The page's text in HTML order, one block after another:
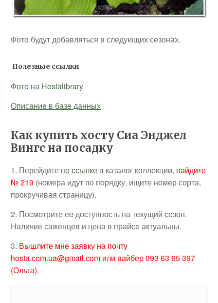
Фото будут добавляться в следующих сезонах.
Полезные ссылки
Фото на Hostalibrary
Описание в базе данных
Как купить хосту Сиа Энджел
Вингс на посадку
1. Перейдите по ссылке в каталог коллекции, найдите
№ 219 (номера идут по порядку, ищите номер сорта,
прокручивая страницу).
2. Посмотрите ее доступность на текущий сезон.
Наличие саженцев и цена в прайсе актуальны.
3. Вышлите мне заявку на почту
hosta.com.ua@gmail.com или вайбер 093 63 65 397
(Ольга).